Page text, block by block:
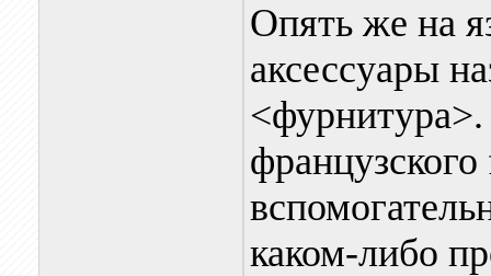
Опять же на
аксессуары
каком-либо